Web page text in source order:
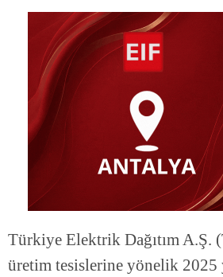
Türkiye Elektrik Dağıtım A.Ş.
üretim tesislerine yönelik 2025